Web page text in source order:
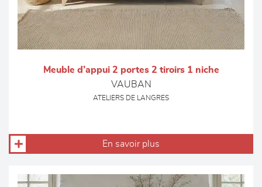
Meuble d’appui 2 portes 2 tiroirs 1 niche
VAUBAN
ATELIERS DE LANGRES
En savoir plus